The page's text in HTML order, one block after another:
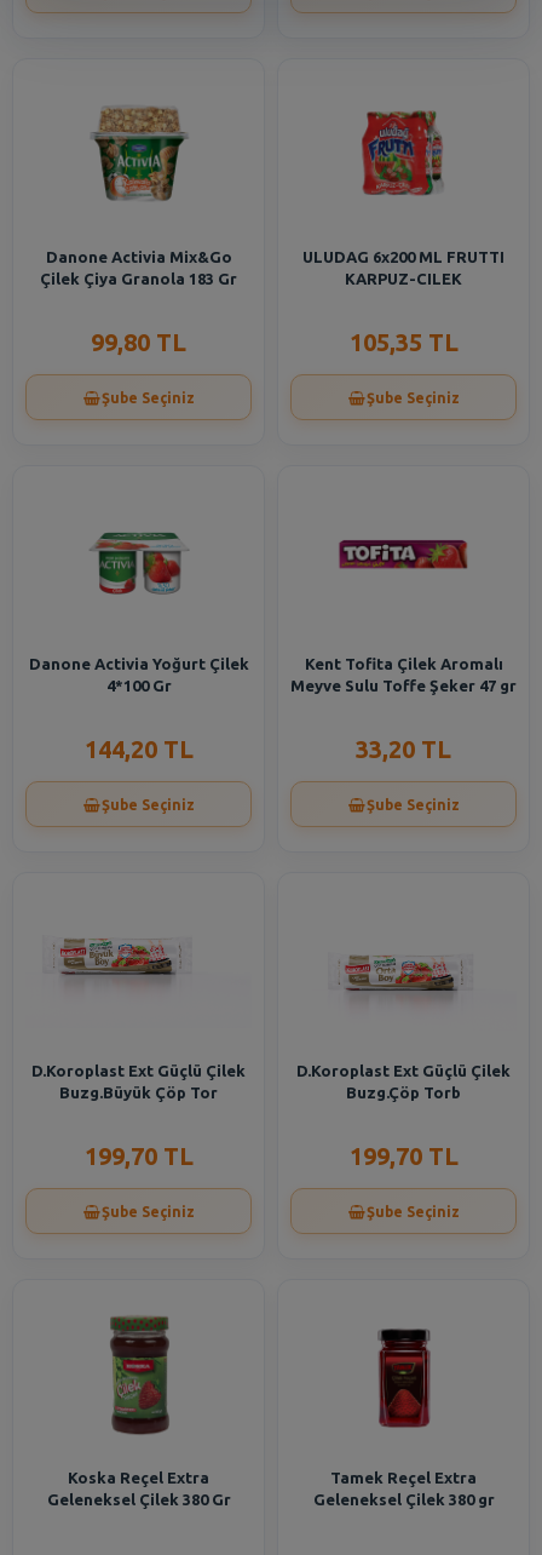
Danone Activia Mix&Go
Çilek Çiya Granola 183 Gr
99,80 TL
Şube Seçiniz
ULUDAG 6x200 ML FRUTTI
KARPUZ-CILEK
105,35 TL
Şube Seçiniz
Danone Activia Yoğurt Çilek
4*100 Gr
144,20 TL
Şube Seçiniz
Kent Tofita Çilek Aromalı
Meyve Sulu Toffe Şeker 47 gr
33,20 TL
Şube Seçiniz
D.Koroplast Ext Güçlü Çilek
Buzg.Büyük Çöp Tor
199,70 TL
Şube Seçiniz
D.Koroplast Ext Güçlü Çilek
Buzg.Çöp Torb
199,70 TL
Şube Seçiniz
Koska Reçel Extra
Geleneksel Çilek 380 Gr
Tamek Reçel Extra
Geleneksel Çilek 380 gr